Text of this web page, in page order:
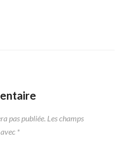
pas publiée. Les champs
*